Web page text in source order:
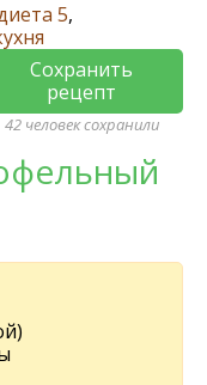
5,
Сохранить
рецепт
42 человек сохранили